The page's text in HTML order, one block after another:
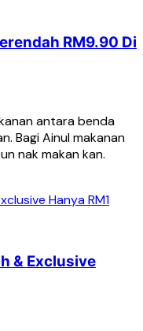
RM9.90 Di
antara benda
Bagi Ainul makanan
nak makan kan.
& Exclusive